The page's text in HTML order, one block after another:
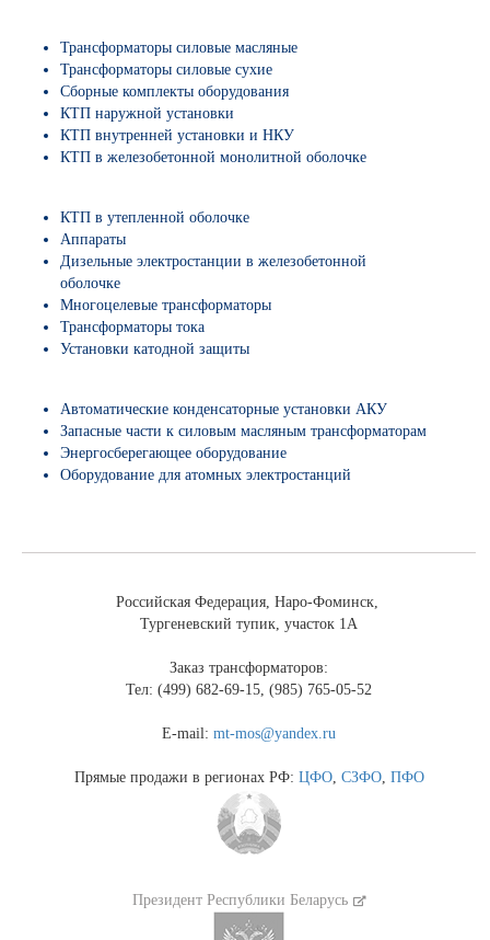
Трансформаторы силовые масляные
Трансформаторы силовые сухие
Сборные комплекты оборудования
КТП наружной установки
КТП внутренней установки и НКУ
КТП в железобетонной монолитной оболочке
КТП в утепленной оболочке
Аппараты
Дизельные электростанции в железобетонной
оболочке
Многоцелевые трансформаторы
Трансформаторы тока
Установки катодной защиты
Автоматические конденсаторные установки АКУ
Запасные части к силовым масляным трансформаторам
Энергосберегающее оборудование
Оборудование для атомных электростанций
Российская Федерация, Наро-Фоминск,
Тургеневский тупик, участок 1А
Заказ трансформаторов:
Тел: (499) 682-69-15, (985) 765-05-52
E-mail:mt-mos@yandex.ru
Прямые продажи в регионах РФ: ЦФО, СЗФО, ПФО
Президент Республики Беларусь